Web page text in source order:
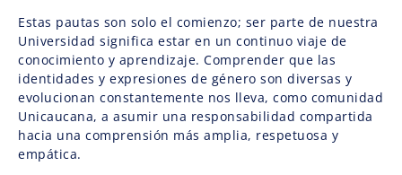
Estas pautas son solo el comienzo; ser parte de nuestra
Universidad significa estar en un continuo viaje de
conocimiento y aprendizaje. Comprender que las
identidades y expresiones de género son diversas y
evolucionan constantemente nos lleva, como comunidad
Unicaucana, a asumir una responsabilidad compartida
hacia una comprensión más amplia, respetuosa y
empática.